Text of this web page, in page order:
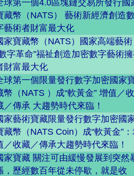
球第一個4.0區塊鏈交易所發行國
藏幣（NATS） 藝術新經濟創造
藝術者財富最大化
家寶藏幣（NATS）國家高端藝術
字革命”福祉創造加密數字藝術
財富最大化
球第一個限量發行數字加密國家
幣（NATS ）成“軟黃金” 增值／收
／傳承 大趨勢時代來臨！
家藝術寶藏限量發行數字加密國
藏幣（NATS Coin）成“軟黃金”
／收藏／傳承大趨勢時代來臨！
家寶藏 關注可由緩慢發展到突然
，歷經數百年從未停歇，就是收